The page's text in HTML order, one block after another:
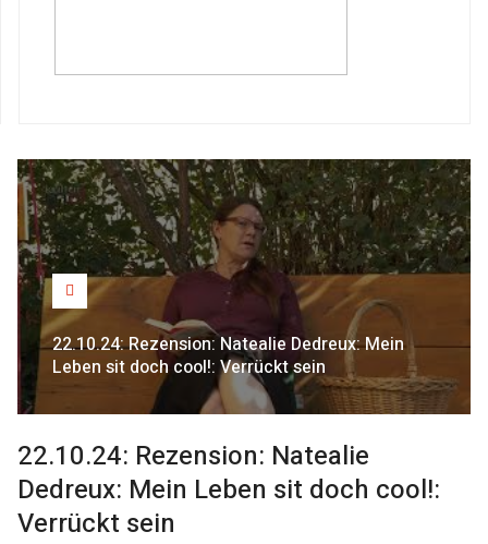
22.10.24: Rezension: Natealie Dedreux: Mein
Leben sit doch cool!: Verrückt sein
22.10.24: Rezension: Natealie
Dedreux: Mein Leben sit doch cool!:
Verrückt sein